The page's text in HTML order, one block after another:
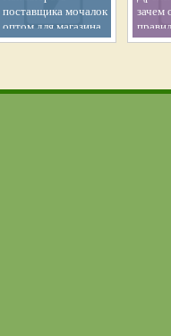
поставщика мочалок
оптом для магазина
зачем